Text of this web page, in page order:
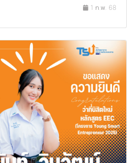
1 ก.พ. 68